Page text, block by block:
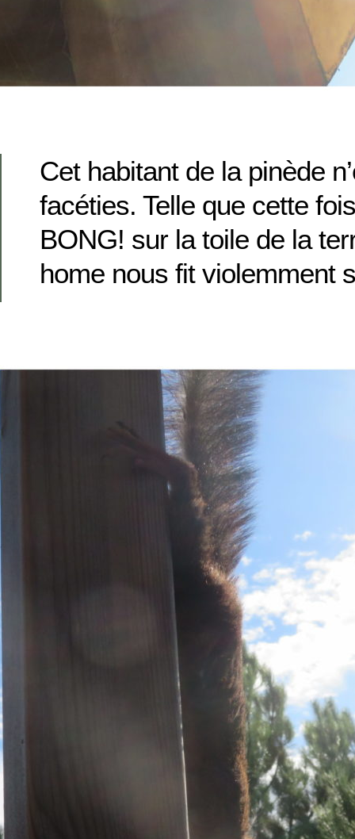
Cet habitant de la pinède
facéties. Telle que cette
BONG! sur la toile de la
home nous fit violemment